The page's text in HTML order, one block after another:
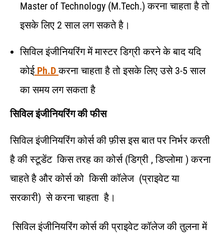
Master of Technology (M.Tech.) करना चाहता है तो
इसके लिए 2 साल लग सकते है।
सिविल इंजीनियरिंग में मास्टर डिग्री करने के बाद यदि
कोईPh.Dकरना चाहता है तो इसके लिए उसे 3-5 साल
का समय लग सकता है
सिविल इंजीनियरिंग की फीस
सिविल इंजीनियरिंग कोर्स की फ़ीस इस बात पर निर्भर करती
है की स्टूडेंट किस तरह का कोर्स (डिग्री , डिप्लोमा ) करना
चाहते है और कोर्स को किसी कॉलेज (प्राइवेट या
सरकारी) से करना चाहता है।
सिविल इंजीनियरिंग कोर्स की प्राइवेट कॉलेज की तुलना में